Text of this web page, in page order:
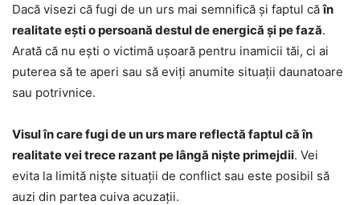
Dacă visezi că fugi de un urs mai semnifică și faptul căîn
realitate ești o persoană destul de energică și pe fază.
Arată că nu ești o victimă ușoară pentru inamicii tăi, ci ai
puterea să te aperi sau să eviți anumite situații daunatoare
sau potrivnice.
Visul în care fugi de un urs mare reflectă faptul că în
realitate vei trece razant pe lângă niște primejdii. Vei
evita la limită niște situații de conflict sau este posibil să
auzi din partea cuiva acuzații.